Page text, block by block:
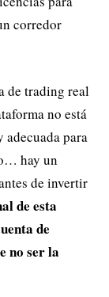
corredor
de trading real
no está
adecuada para
hay un
de invertir
de esta
de
no ser la